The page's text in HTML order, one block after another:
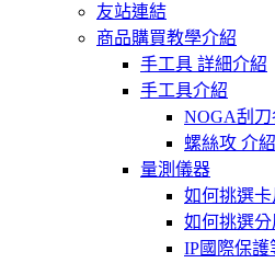
友站連結
商品購買教學介紹
手工具 詳細介紹
手工具介紹
NOGA刮
螺絲攻 介紹
量測儀器
如何挑選卡
如何挑選分
IP國際保護